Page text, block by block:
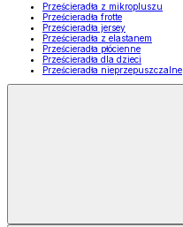
Prześcieradła z mikropluszu
Prześcieradła frotte
Prześcieradła jersey
Prześcieradła z elastanem
Prześcieradła płócienne
Prześcieradła dla dzieci
Prześcieradła nieprzepuszczalne